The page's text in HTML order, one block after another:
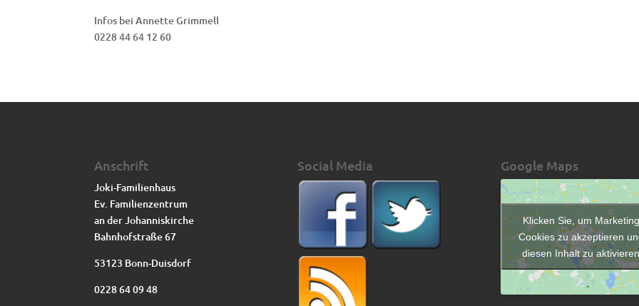
Infos bei Annette Grimmell
0228 44 64 12 60
Anschrift
Joki-Familienhaus
Ev. Familienzentrum
an der Johanniskirche
Bahnhofstraße 67
53123 Bonn-Duisdorf
0228 64 09 48
Social Media Google Maps
Klicken Sie, um Marketing
Cookies zu akzeptieren
diesen Inhalt zu aktivieren